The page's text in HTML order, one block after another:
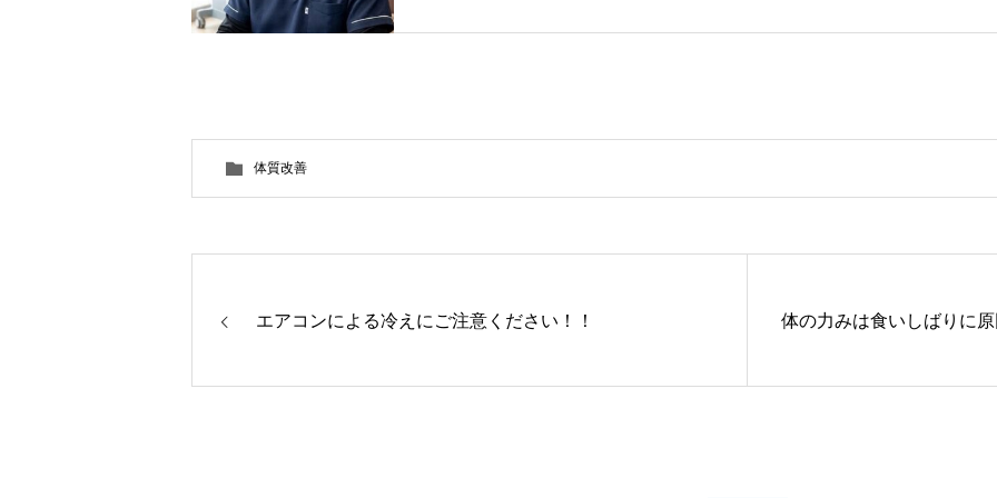
体質改善
エアコンによる冷えにご注意ください！！ 体の力みは食いしばりに